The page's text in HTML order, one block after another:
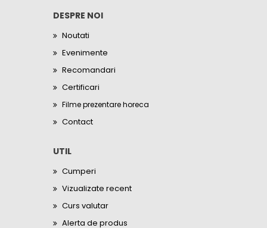
DESPRE NOI
Noutati
Evenimente
Recomandari
Certificari
Filme prezentare horeca
Contact
UTIL
Cumperi
Vizualizate recent
Curs valutar
Alerta de produs